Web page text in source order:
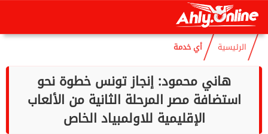
الجمعة
الرئيسية أي خدمة
هاني محمود: إنجاز تونس خطوة نحو
استضافة مصر المرحلة الثانية من الألعاب
الإقليمية للاولمبياد الخاص